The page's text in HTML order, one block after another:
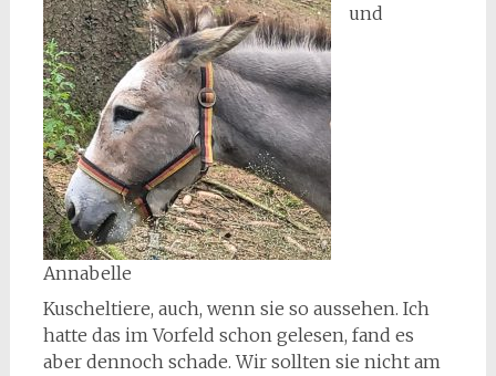
Annabelle
und
Kuscheltiere, auch, wenn sie so aussehen. Ich
hatte das im Vorfeld schon gelesen, fand es
aber dennoch schade. Wir sollten sie nicht am